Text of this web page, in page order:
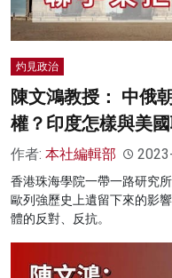
灼見政治
陳文鴻教授： 中俄
權？印度怎樣與美
作者: 本社編輯部
香港珠海學院一帶一路研究
歐列強歷史上遺留下來的影
體的反對、反抗。